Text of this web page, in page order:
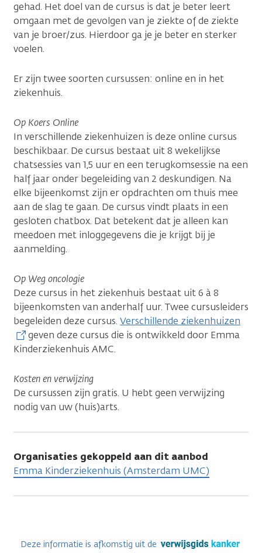
gehad. Het doel van de cursus is dat je beter leert
omgaan met de gevolgen van je ziekte of de ziekte
van je broer/zus. Hierdoor ga je je beter en sterker
voelen.
Er zijn twee soorten cursussen: online en in het
ziekenhuis.
Op Koers Online
In verschillende ziekenhuizen is deze online cursus
beschikbaar. De cursus bestaat uit 8 wekelijkse
chatsessies van 1,5 uur en een terugkomsessie na een
half jaar onder begeleiding van 2 deskundigen. Na
elke bijeenkomst zijn er opdrachten om thuis mee
aan de slag te gaan. De cursus vindt plaats in een
gesloten chatbox. Dat betekent dat je alleen kan
meedoen met inloggegevens die je krijgt bij je
aanmelding.
Op Weg oncologie
Deze cursus in het ziekenhuis bestaat uit 6 à 8
bijeenkomsten van anderhalf uur. Twee cursusleiders
begeleiden deze cursus. Verschillende ziekenhuizen
geven deze cursus die is ontwikkeld door Emma
Kinderziekenhuis AMC.
Kosten en verwijzing
De cursussen zijn gratis. U hebt geen verwijzing
nodig van uw (huis)arts.
Organisaties gekoppeld aan dit aanbod
Emma Kinderziekenhuis (Amsterdam UMC)
Deze informatie is afkomstig uit de